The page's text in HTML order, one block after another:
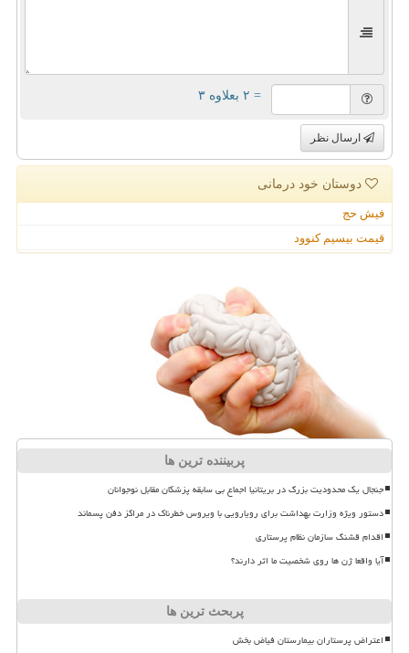
= ۲ بعلاوه ۳
ارسال نظر
دوستان خود درمانی
فیش حج
قیمت بیسیم کنوود
پربیننده ترین ها
جنجال یک محدودیت بزرگ در بریتانیا اجماع بی سابقه پزشکان مقابل نوجوانان
دستور ویژه وزارت بهداشت برای رویارویی با ویروس خطرناک در مراکز دفن پسماند
اقدام قشنگ سازمان نظام پرستاری
آیا واقعا ژن ها روی شخصیت ما اثر دارند؟
پربحث ترین ها
اعتراض پرستاران بیمارستان فیاض بخش